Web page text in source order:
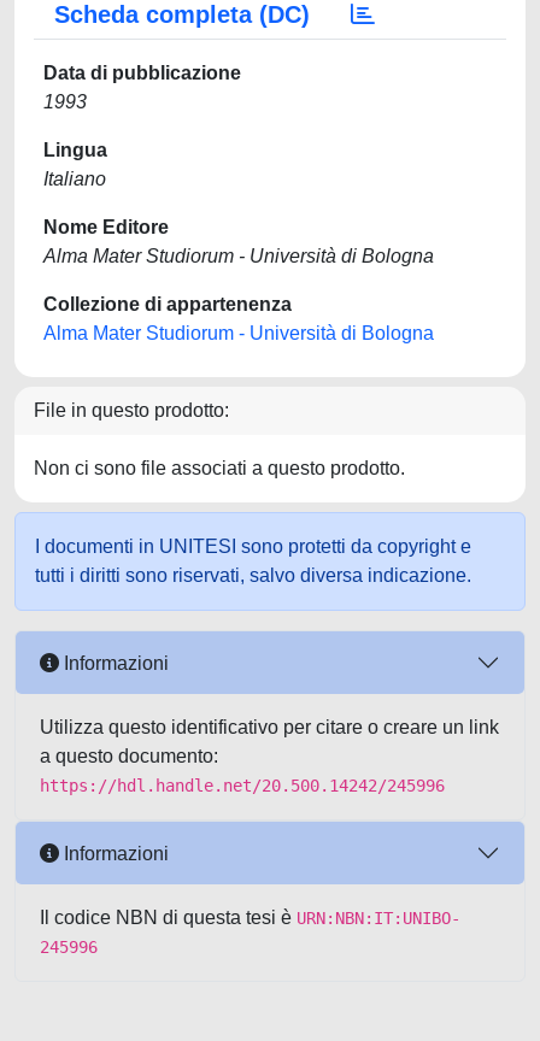
Scheda completa (DC)
Data di pubblicazione
1993
Lingua
Italiano
Nome Editore
Alma Mater Studiorum - Università di Bologna
Collezione di appartenenza
Alma Mater Studiorum - Università di Bologna
File in questo prodotto:
Non ci sono file associati a questo prodotto.
I documenti in UNITESI sono protetti da copyright e
tutti i diritti sono riservati, salvo diversa indicazione.
Informazioni
Utilizza questo identificativo per citare o creare un link
a questo documento:
https://hdl.handle.net/20.500.14242/245996
Informazioni
Il codice NBN di questa tesi è URN:NBN:IT:UNIBO-
245996